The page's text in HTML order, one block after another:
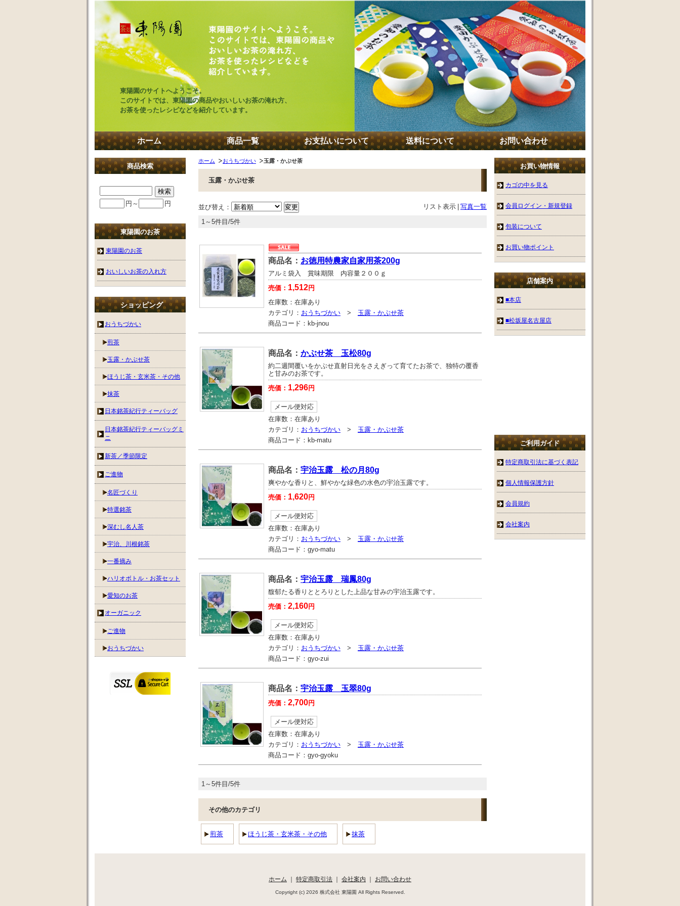
東陽園のサイトへようこそ。
このサイトでは、東陽園の商品やおいしいお茶の淹れ方、
お茶を使ったレシピなどを紹介しています。
ホーム 商品一覧 お支払いについて 送料について お問い合わせ
ホーム おうちづかい 玉露・かぶせ茶
玉露・かぶせ茶
リスト表示 写真一覧
並び替え：
1～5件目/5件
商品名： お徳用特農家自家用茶200g
アルミ袋入 賞味期限 内容量２００ｇ
売価： 1,512円
在庫数： 在庫あり
カテゴリ： おうちづかい > 玉露・かぶせ茶
商品コード： kb-jnou
商品名： かぶせ茶 玉松80g
約二週間覆いをかぶせ直射日光をさえぎって育てたお茶で、独特の覆香
と甘みのお茶です。
売価： 1,296円
メール便対応
在庫数： 在庫あり
カテゴリ： おうちづかい > 玉露・かぶせ茶
商品コード： kb-matu
商品名： 宇治玉露 松の月80g
爽やかな香りと、鮮やかな緑色の水色の宇治玉露です。
売価： 1,620円
メール便対応
在庫数： 在庫あり
カテゴリ： おうちづかい > 玉露・かぶせ茶
商品コード： gyo-matu
商品名： 宇治玉露 瑞鳳80g
馥郁たる香りととろりとした上品な甘みの宇治玉露です。
売価： 2,160円
メール便対応
在庫数： 在庫あり
カテゴリ： おうちづかい > 玉露・かぶせ茶
商品コード： gyo-zui
商品名： 宇治玉露 玉翠80g
売価： 2,700円
メール便対応
在庫数： 在庫あり
カテゴリ： おうちづかい > 玉露・かぶせ茶
商品コード： gyo-gyoku
1～5件目/5件
その他のカテゴリ
煎茶 ほうじ茶・玄米茶・その他 抹茶
商品検索
円～ 円
東陽園のお茶
東陽園のお茶
おいしいお茶の入れ方
ショッピング
おうちづかい
煎茶
玉露・かぶせ茶
ほうじ茶・玄米茶・その他
抹茶
日本銘茶紀行ティーバッグ
日本銘茶紀行ティーバッグミ
ニ
新茶／季節限定
ご進物
名匠づくり
特選銘茶
深むし名人茶
宇治、川根銘茶
一番摘み
ハリオボトル・お茶セット
愛知のお茶
オーガニック
ご進物
おうちづかい
お買い物情報
カゴの中を見る
会員ログイン・新規登録
包装について
お買い物ポイント
店舗案内
■本店
■松坂屋名古屋店
ご利用ガイド
特定商取引法に基づく表記
個人情報保護方針
会員規約
会社案内
ホーム ｜ 特定商取引法 ｜ 会社案内 ｜ お問い合わせ
Copyright (c) 2026 株式会社 東陽園 All Rights Reserved.